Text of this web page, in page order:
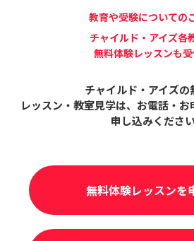
教育や受験についての
チャイルド・アイズ各
無料体験レッスンも受
チャイルド・アイズの
レッスン・教室見学は、 お電話・お
申し込みください
無料体験レッスンを